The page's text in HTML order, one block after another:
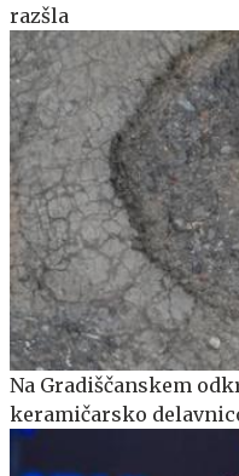
razšla
Na Gradiščanskem
keramičarsko